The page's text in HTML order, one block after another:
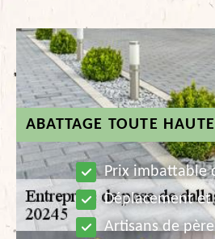
ABATTAGE TOUTE
Prix imbattable
Déplacement
Artisans de